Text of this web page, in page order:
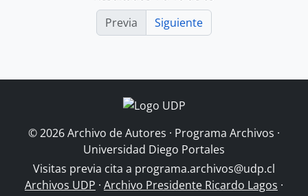
Previa
Siguiente
© 2026 Archivo de Autores · Programa Archivos ·
Universidad Diego Portales
Visitas previa cita a programa.archivos@udp.cl
Archivos UDP · Archivo Presidente Ricardo Lagos ·